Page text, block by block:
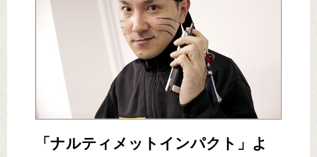
「ナルティメットインパクト」よ